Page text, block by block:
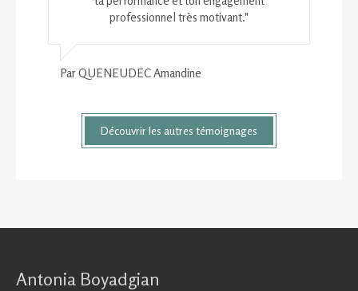
professionnel très motivant."
Par QUENEUDEC Amandine
Découvrir les autres témoignages
Antonia Boyadgian